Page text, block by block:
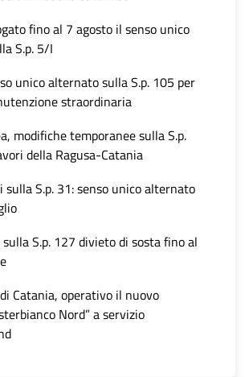
fino al 7 agosto il senso unico
S.p. 5/I
unico alternato sulla S.p. 105 per
straordinaria
modifiche temporanee sulla S.p.
della Ragusa-Catania
sulla S.p. 31: senso unico alternato
S.p. 127 divieto di sosta fino al
Catania, operativo il nuovo
Nord” a servizio